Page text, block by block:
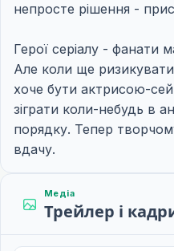
непросте рішення -
Герої серіалу - фанати
Але коли ще
хоче бути актрисою-
зіграти коли-небудь в
порядку. Тепер
вдачу.
Медіа
Трейлер і